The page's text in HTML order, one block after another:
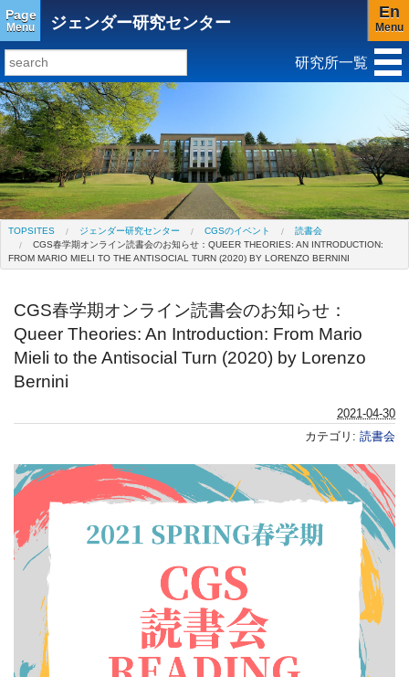
Page
Menu ジェンダー研究センター
En
Menu
研究所トップ 教育研究所
キリスト教と文化研究所 アジア文化研究所
平和研究所 グローバル言語教育研究センター(閉所)
ジェンダー研究センター
研究所一覧
TOPSITES ジェンダー研究センター CGSのイベント
読書会
CGS春学期オンライン読書会のお知らせ：QUEER THEORIES: AN INTRODUCTION:
FROM MARIO MIELI TO THE ANTISOCIAL TURN (2020) BY LORENZO BERNINI
CGS春学期オンライン読書会のお知らせ：
Queer Theories: An Introduction: From Mario
Mieli to the Antisocial Turn (2020) by Lorenzo
Bernini
2021-04-30
カテゴリ: 読書会